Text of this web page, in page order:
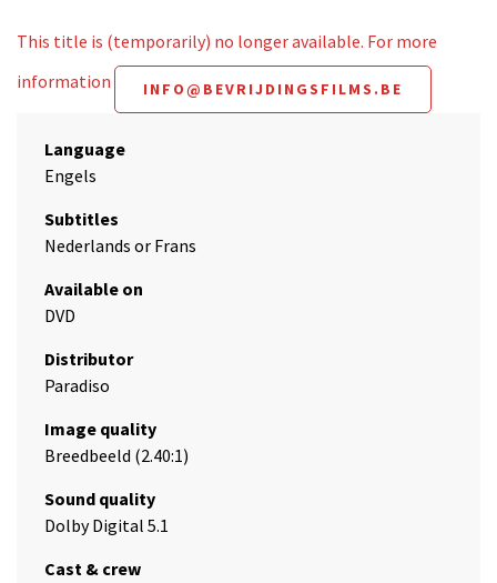
This title is (temporarily) no longer available. For more
information
INFO@BEVRIJDINGSFILMS.BE
Language
Engels
Subtitles
Nederlands or Frans
Available on
DVD
Distributor
Paradiso
Image quality
Breedbeeld (2.40:1)
Sound quality
Dolby Digital 5.1
Cast & crew